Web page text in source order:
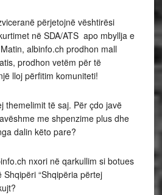
përjetojnë vështirësi
në SDA/ATS apo mbyllja e
albinfo.ch prodhon mall
prodhon vetëm për të
lloj përfitim komuniteti!
themelimit të saj. Për çdo javë
me shpenzime plus dhe
dalin këto pare?
nxori në qarkullim si botues
“Shqipëria përtej